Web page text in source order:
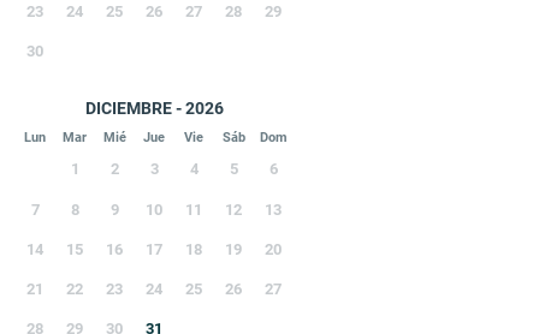
23 24 25 26 27 28 29
30
DICIEMBRE - 2026
Lun Mar Mié Jue Vie Sáb Dom
1 2 3 4 5 6
7 8 9 10 11 12 13
14 15 16 17 18 19 20
21 22 23 24 25 26 27
28 29 30 31